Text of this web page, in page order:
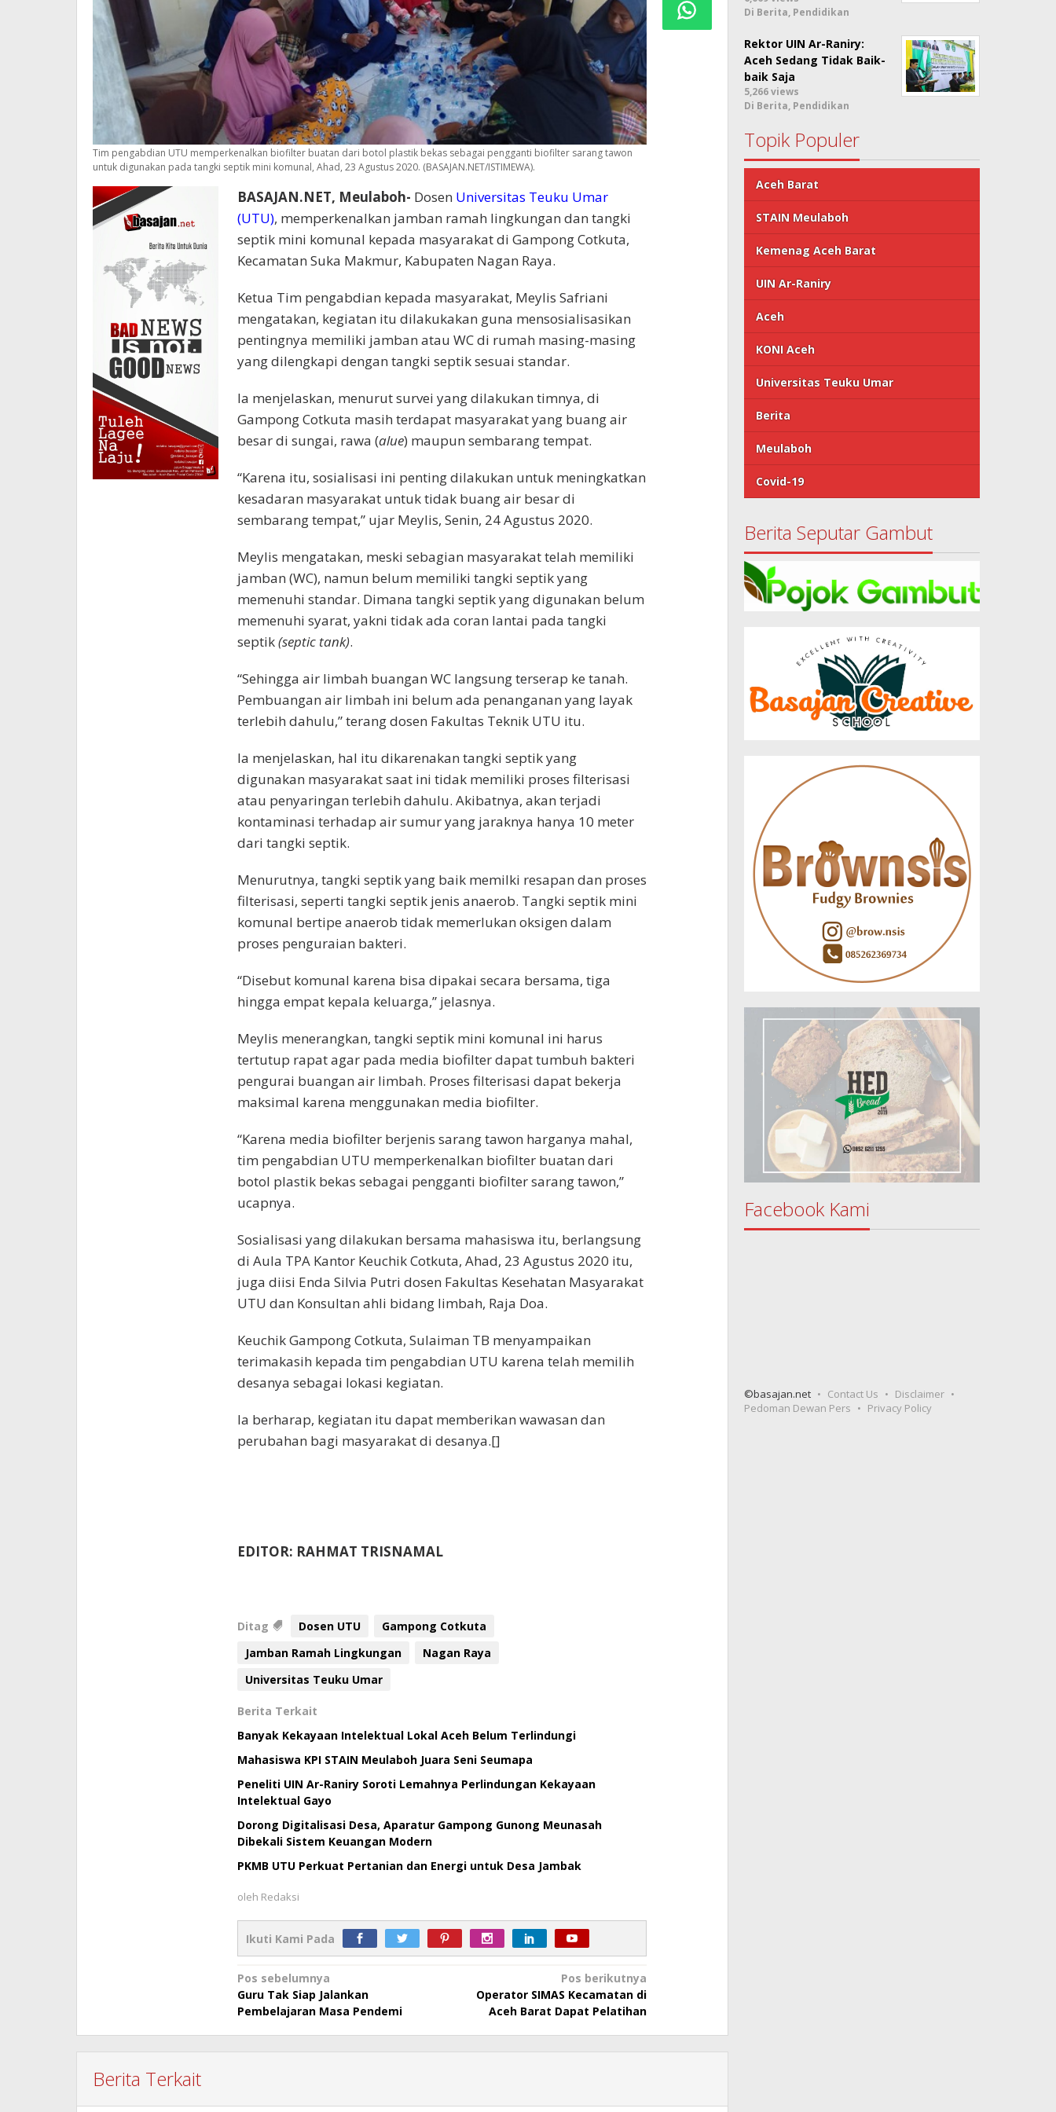
Tim pengabdian UTU memperkenalkan biofilter buatan dari botol plastik bekas sebagai pengganti biofilter sarang tawon
untuk digunakan pada tangki septik mini komunal, Ahad, 23 Agustus 2020. (BASAJAN.NET/ISTIMEWA).
BASAJAN.NET, Meulaboh- Dosen Universitas Teuku Umar
(UTU), memperkenalkan jamban ramah lingkungan dan tangki
septik mini komunal kepada masyarakat di Gampong Cotkuta,
Kecamatan Suka Makmur, Kabupaten Nagan Raya.
Ketua Tim pengabdian kepada masyarakat, Meylis Safriani
mengatakan, kegiatan itu dilakukakan guna mensosialisasikan
pentingnya memiliki jamban atau WC di rumah masing-masing
yang dilengkapi dengan tangki septik sesuai standar.
Ia menjelaskan, menurut survei yang dilakukan timnya, di
Gampong Cotkuta masih terdapat masyarakat yang buang air
besar di sungai, rawa (alue) maupun sembarang tempat.
“Karena itu, sosialisasi ini penting dilakukan untuk meningkatkan
kesadaran masyarakat untuk tidak buang air besar di
sembarang tempat,” ujar Meylis, Senin, 24 Agustus 2020.
Meylis mengatakan, meski sebagian masyarakat telah memiliki
jamban (WC), namun belum memiliki tangki septik yang
memenuhi standar. Dimana tangki septik yang digunakan belum
memenuhi syarat, yakni tidak ada coran lantai pada tangki
septik(septic tank).
“Sehingga air limbah buangan WC langsung terserap ke tanah.
Pembuangan air limbah ini belum ada penanganan yang layak
terlebih dahulu,” terang dosen Fakultas Teknik UTU itu.
Ia menjelaskan, hal itu dikarenakan tangki septik yang
digunakan masyarakat saat ini tidak memiliki proses filterisasi
atau penyaringan terlebih dahulu. Akibatnya, akan terjadi
kontaminasi terhadap air sumur yang jaraknya hanya 10 meter
dari tangki septik.
Menurutnya, tangki septik yang baik memilki resapan dan proses
filterisasi, seperti tangki septik jenis anaerob. Tangki septik mini
komunal bertipe anaerob tidak memerlukan oksigen dalam
proses penguraian bakteri.
“Disebut komunal karena bisa dipakai secara bersama, tiga
hingga empat kepala keluarga,” jelasnya.
Meylis menerangkan, tangki septik mini komunal ini harus
tertutup rapat agar pada media biofilter dapat tumbuh bakteri
pengurai buangan air limbah. Proses filterisasi dapat bekerja
maksimal karena menggunakan media biofilter.
“Karena media biofilter berjenis sarang tawon harganya mahal,
tim pengabdian UTU memperkenalkan biofilter buatan dari
botol plastik bekas sebagai pengganti biofilter sarang tawon,”
ucapnya.
Sosialisasi yang dilakukan bersama mahasiswa itu, berlangsung
di Aula TPA Kantor Keuchik Cotkuta, Ahad, 23 Agustus 2020 itu,
juga diisi Enda Silvia Putri dosen Fakultas Kesehatan Masyarakat
UTU dan Konsultan ahli bidang limbah, Raja Doa.
Keuchik Gampong Cotkuta, Sulaiman TB menyampaikan
terimakasih kepada tim pengabdian UTU karena telah memilih
desanya sebagai lokasi kegiatan.
Ia berharap, kegiatan itu dapat memberikan wawasan dan
perubahan bagi masyarakat di desanya.[]
EDITOR: RAHMAT TRISNAMAL
Ditag Dosen UTU
Gampong Cotkuta
Jamban Ramah Lingkungan
Nagan Raya
Universitas Teuku Umar
Berita Terkait
Banyak Kekayaan Intelektual Lokal Aceh Belum Terlindungi
Mahasiswa KPI STAIN Meulaboh Juara Seni Seumapa
Peneliti UIN Ar-Raniry Soroti Lemahnya Perlindungan Kekayaan
Intelektual Gayo
Dorong Digitalisasi Desa, Aparatur Gampong Gunong Meunasah
Dibekali Sistem Keuangan Modern
PKMB UTU Perkuat Pertanian dan Energi untuk Desa Jambak
oleh Redaksi
Ikuti Kami Pada
Navigasi
pos
Pos sebelumnya
Guru Tak Siap Jalankan
Pembelajaran Masa Pendemi
Pos berikutnya
Operator SIMAS Kecamatan di
Aceh Barat Dapat Pelatihan
Berita Terkait
Di Berita, Pendidikan
Rektor UIN Ar-Raniry:
Aceh Sedang Tidak Baik-
baik Saja
5,266 views
Di Berita, Pendidikan
Topik Populer
Aceh Barat
STAIN Meulaboh
Kemenag Aceh Barat
UIN Ar-Raniry
Aceh
KONI Aceh
Universitas Teuku Umar
Berita
Meulaboh
Covid-19
Berita Seputar Gambut
Facebook Kami
©basajan.net Contact Us
Disclaimer
Pedoman Dewan Pers
Privacy Policy